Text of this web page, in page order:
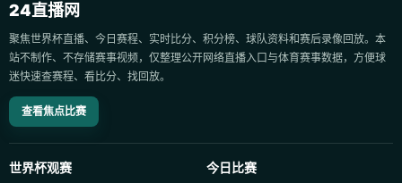
24直播网
聚焦世界杯直播、今日赛程、实时比分、积分榜、球队资料和赛后录像回放。本
站不制作、不存储赛事视频，仅整理公开网络直播入口与体育赛事数据，方便球
迷快速查赛程、看比分、找回放。
查看焦点比赛
世界杯观赛 今日比赛